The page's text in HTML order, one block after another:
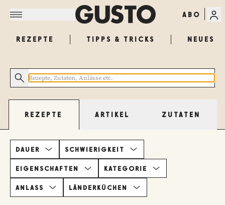
ABO
REZEPTE TIPPS & TRICKS NEUES
REZEPTE ARTIKEL ZUTATEN
DAUER SCHWIERIGKEIT
EIGENSCHAFTEN KATEGORIE
ANLASS LÄNDERKÜCHEN